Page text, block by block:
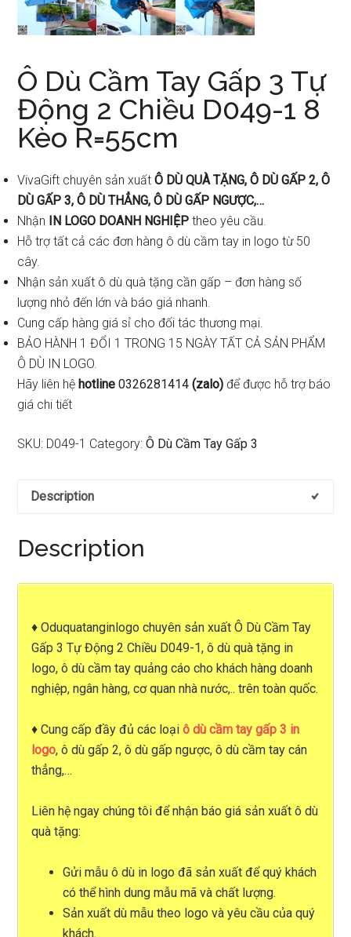
Ô Dù Cầm Tay Gấp 3 Tự
Động 2 Chiều D049-1 8
Kèo R=55cm
VivaGift chuyên sản xuấtÔ DÙ QUÀ TẶNG, Ô DÙ GẤP 2, Ô
DÙ GẤP 3, Ô DÙ THẲNG, Ô DÙ GẤP NGƯỢC,…
Nhận IN LOGO DOANH NGHIỆP theo yêu cầu.
Hỗ trợ tất cả các đơn hàng ô dù cầm tay in logo từ 50
cây.
Nhận sản xuất ô dù quà tặng cần gấp – đơn hàng số
lượng nhỏ đến lớn và báo giá nhanh.
Cung cấp hàng giá sỉ cho đối tác thương mại.
BẢO HÀNH 1 ĐỔI 1 TRONG 15 NGÀY TẤT CẢ SẢN PHẨM
Ô DÙ IN LOGO.
Hãy liên hệ hotline0326281414 (zalo) để được hỗ trợ báo
giá chi tiết
SKU: D049-1 Category:Ô Dù Cầm Tay Gấp 3
Description
Description
♦Oduquatanginlogochuyên sản xuất Ô Dù Cầm Tay
Gấp 3 Tự Động 2 Chiều D049-1, ô dù quà tặng in
logo,ô dù cầm tay quảng cáo cho khách hàng doanh
nghiệp, ngân hàng, cơ quan nhà nước,.. trên toàn quốc.
♦ Cung cấp đầy đủ các loại ô dù cầm tay gấp 3 in
logo, ô dù gấp 2, ô dù gấp ngược, ô dù cầm tay cán
thẳng,…
Liên hệ ngay chúng tôi để nhận báo giá sản xuất ô dù
quà tặng:
Gửi mẫu ô dù in logo đã sản xuất để quý khách
có thể hình dung mẫu mã và chất lượng.
Sản xuất dù mẫu theo logo và yêu cầu của quý
khách.